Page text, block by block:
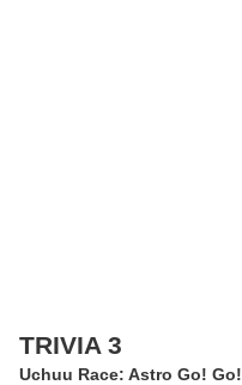
TRIVIA 3
Uchuu Race: Astro Go! Go!